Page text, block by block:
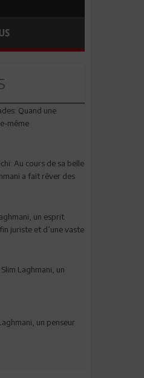
Quand une
même
Au cours de sa belle
a fait rêver des
un esprit
juriste et d’une vaste
Laghmani, un
un penseur